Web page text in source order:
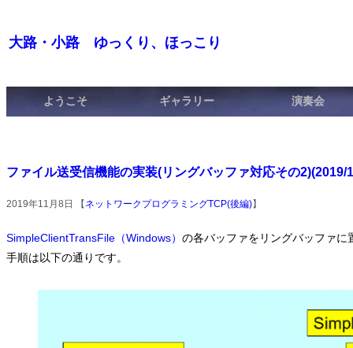
大路・小路 ゆっくり、ほっこり
ようこそ ギャラリー 演奏会
ファイル送受信機能の実装(リングバッファ対応その2)(2019/
2019年11月8日 【ネットワークプログラミングTCP(後編)】
SimpleClientTransFile（Windows） の各バッファをリングバッファに
手順は以下の通りです。